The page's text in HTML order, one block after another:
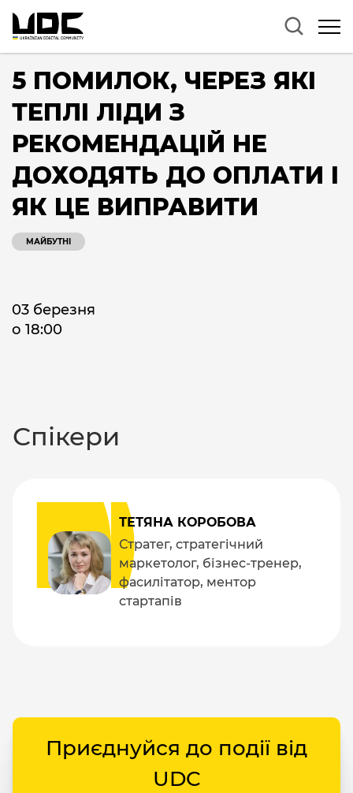
5 ПОМИЛОК, ЧЕРЕЗ ЯКІ
ТЕПЛІ ЛІДИ З
РЕКОМЕНДАЦІЙ НЕ
ДОХОДЯТЬ ДО ОПЛАТИ І
ЯК ЦЕ ВИПРАВИТИ
МАЙБУТНІ
03 березня
о 18:00
Спікери
ТЕТЯНА КОРОБОВА
Стратег, стратегічний
маркетолог, бізнес-тренер,
фасилітатор, ментор
стартапів
Приєднуйся до події від
UDC